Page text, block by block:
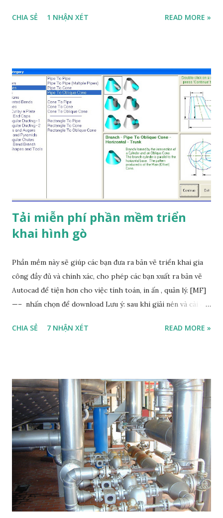
nhiệt năng khác nhau. Có thể chủ động điều chỉnh nhiệt độ
chuyển. Xem kênh Youtube của Bảo Dưỡng Cơ Khí! Hãy
đăng ký kênh để nhận thông báo video mới nhất về Lò hơi
Nguyên lý chung của lò hơi công nghiệp Sử dụng nhiên liệu
đốt thường được đốt cho tới khi nguồn nhiệt của lò chạm
ngưỡng 1600 – 2000oC . Ở giai đoạn này, nước sẽ chuyển
hóa thành hơi mang nhiệt nóng và được đưa đi bộ phận khác
để sử dụng. Hơi này sẽ được chuyển đến các bộ phận, quá
trình sản xuất công nghiệp của doanh nghiệp cần sử dụng
CHIA SẺ 1 NHẬN XÉT READ MORE »
Tải miễn phí phần mềm triển
khai hình gò
Phần mềm này sẽ giúp các bạn đưa ra bản vẽ triển khai gia
công đầy đủ và chính xác, cho phép các bạn xuất ra bản vẽ
Autocad để tiện hơn cho việc tính toán, in ấn , quản lý. [MF]
—– nhấn chọn để download Lưu ý: sau khi giải nén và cài đặt
pns4.exe mới. Phiên bản này có đầy đủ kích thước với các
mong nhận được sự ủng hộ của bạn. Với sự giúp đỡ của bạn,
chúng tôi có thể tiếp tục phát triển tài nguyên và cung cấp
cho bạn nội dung có giá trị hơn nữa. Cảm ơn bạn đã ủng hộ
chúng tôi. Nguyễn Thanh Sơn
CHIA SẺ 7 NHẬN XÉT READ MORE »